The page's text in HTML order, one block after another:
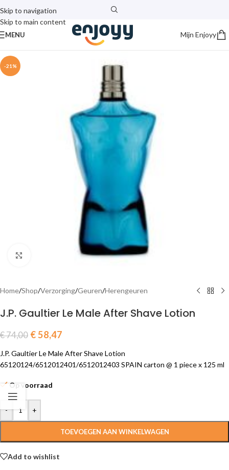
Skip to navigation
Skip to main content
MENU Mijn Enjoyy
-21%
Home/Shop/Verzorging/Geuren/Herengeuren
J.P. Gaultier Le Male After Shave Lotion
€74,00 €58,47
J.P. Gaultier Le Male After Shave Lotion
65120124/6512012401/6512012403 SPAIN carton @ 1 piece x 125 ml
Op voorraad
- +
TOEVOEGEN AAN WINKELWAGEN
Add to wishlist